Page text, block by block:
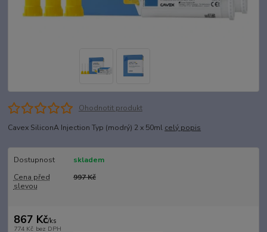
Ohodnotit produkt
Cavex SiliconA Injection Typ (modrý) 2 x 50ml celý popis
Dostupnost
skladem
Cena před
slevou
997 Kč
867 Kč/ks
774 Kč bez DPH